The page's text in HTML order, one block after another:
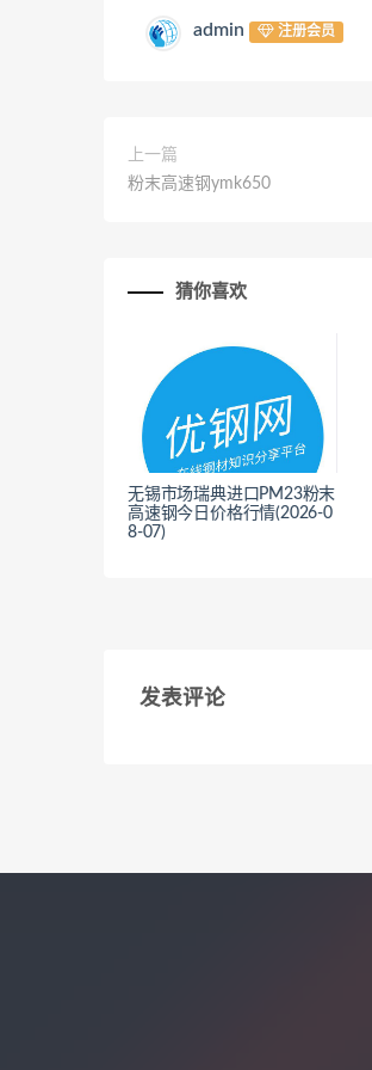
admin 注册会员
上一篇
粉末高速钢ymk650
猜你喜欢
无锡市场瑞典进口PM23粉末
高速钢今日价格行情(2026-0
8-07)
发表评论